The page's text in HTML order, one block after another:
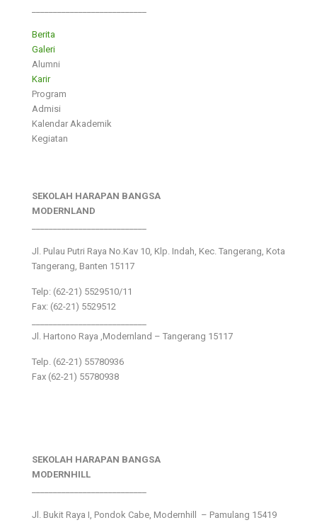
Berita
Galeri
Alumni
Karir
Program
Admisi
Kalendar Akademik
Kegiatan
SEKOLAH HARAPAN BANGSA
MODERNLAND
Jl. Pulau Putri Raya No.Kav 10, Klp. Indah, Kec. Tangerang, Kota
Tangerang, Banten 15117
Telp: (62-21) 5529510/11
Fax: (62-21) 5529512
Jl. Hartono Raya ,Modernland – Tangerang 15117
Telp. (62-21) 55780936
Fax (62-21) 55780938
SEKOLAH HARAPAN BANGSA
MODERNHILL
Jl. Bukit Raya I, Pondok Cabe, Modernhill – Pamulang 15419